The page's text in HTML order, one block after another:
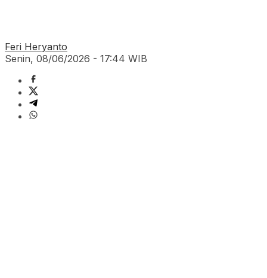
Feri Heryanto
Senin, 08/06/2026 - 17:44 WIB